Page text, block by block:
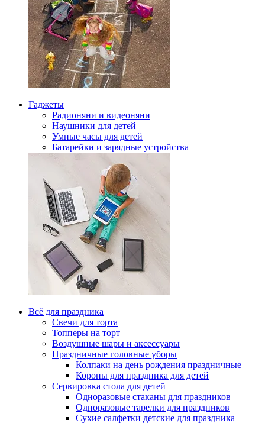
Гаджеты
Радионяни и видеоняни
Наушники для детей
Умные часы для детей
Батарейки и зарядные устройства
Всё для праздника
Свечи для торта
Топперы на торт
Воздушные шары и аксессуары
Праздничные головные уборы
Колпаки на день рождения праздничные
Короны для праздника для детей
Сервировка стола для детей
Одноразовые стаканы для праздников
Одноразовые тарелки для праздников
Сухие салфетки детские для праздника